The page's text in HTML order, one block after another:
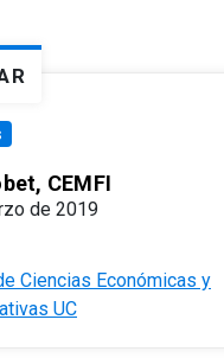
CEMFI
de 2019
Ciencias Económicas y
UC